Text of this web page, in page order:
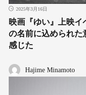
2025年3月16日
映画『ゆい』上映
の名前に込められた
感じた
Hajime Minamoto